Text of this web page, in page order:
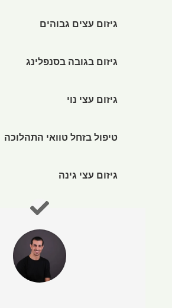
גיזום עצים גבוהים
גיזום בגובה בסנפלינג
גיזום עצי נוי
טיפול בזחל טוואי התהלוכה
גיזום עצי גינה